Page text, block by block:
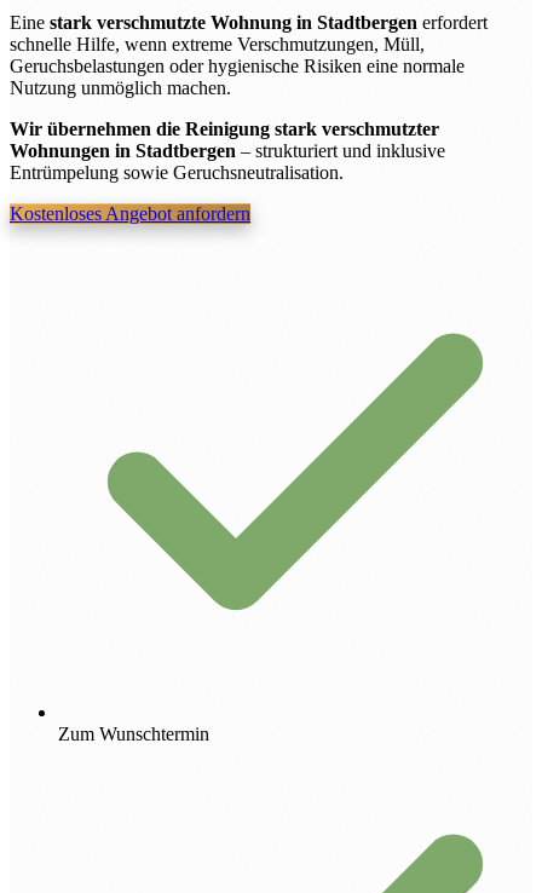
Eine stark verschmutzte Wohnung in Stadtbergen erfordert
schnelle Hilfe, wenn extreme Verschmutzungen, Müll,
Geruchsbelastungen oder hygienische Risiken eine normale
Nutzung unmöglich machen.
Wir übernehmen die Reinigung stark verschmutzter
Wohnungen in Stadtbergen– strukturiert und inklusive
Entrümpelung sowie Geruchsneutralisation.
Kostenloses Angebot anfordern
Zum Wunschtermin